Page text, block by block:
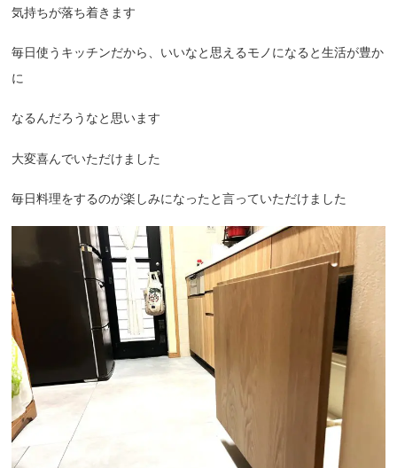
気持ちが落ち着きます
毎日使うキッチンだから、いいなと思えるモノになると生活が豊か
に
なるんだろうなと思います
大変喜んでいただけました
毎日料理をするのが楽しみになったと言っていただけました